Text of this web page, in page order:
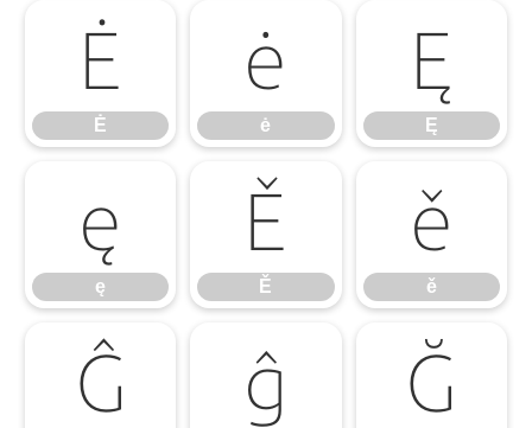
Ė
Ė
ė
ė
Ę
Ę
ę
ę
Ě
Ě
ě
ě
Ĝ ĝ Ğ